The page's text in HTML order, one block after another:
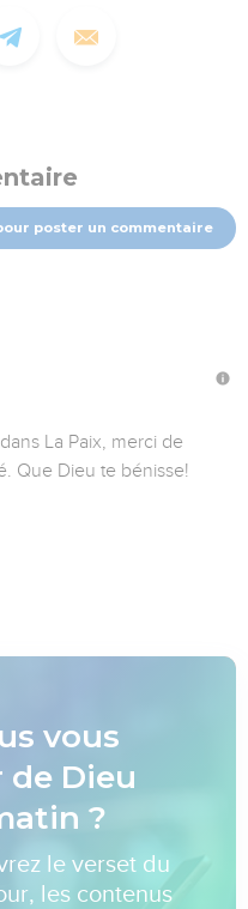
poster un commentaire
La Paix, merci de
Que Dieu te bénisse!
vous
de Dieu
?
le verset du
les contenus